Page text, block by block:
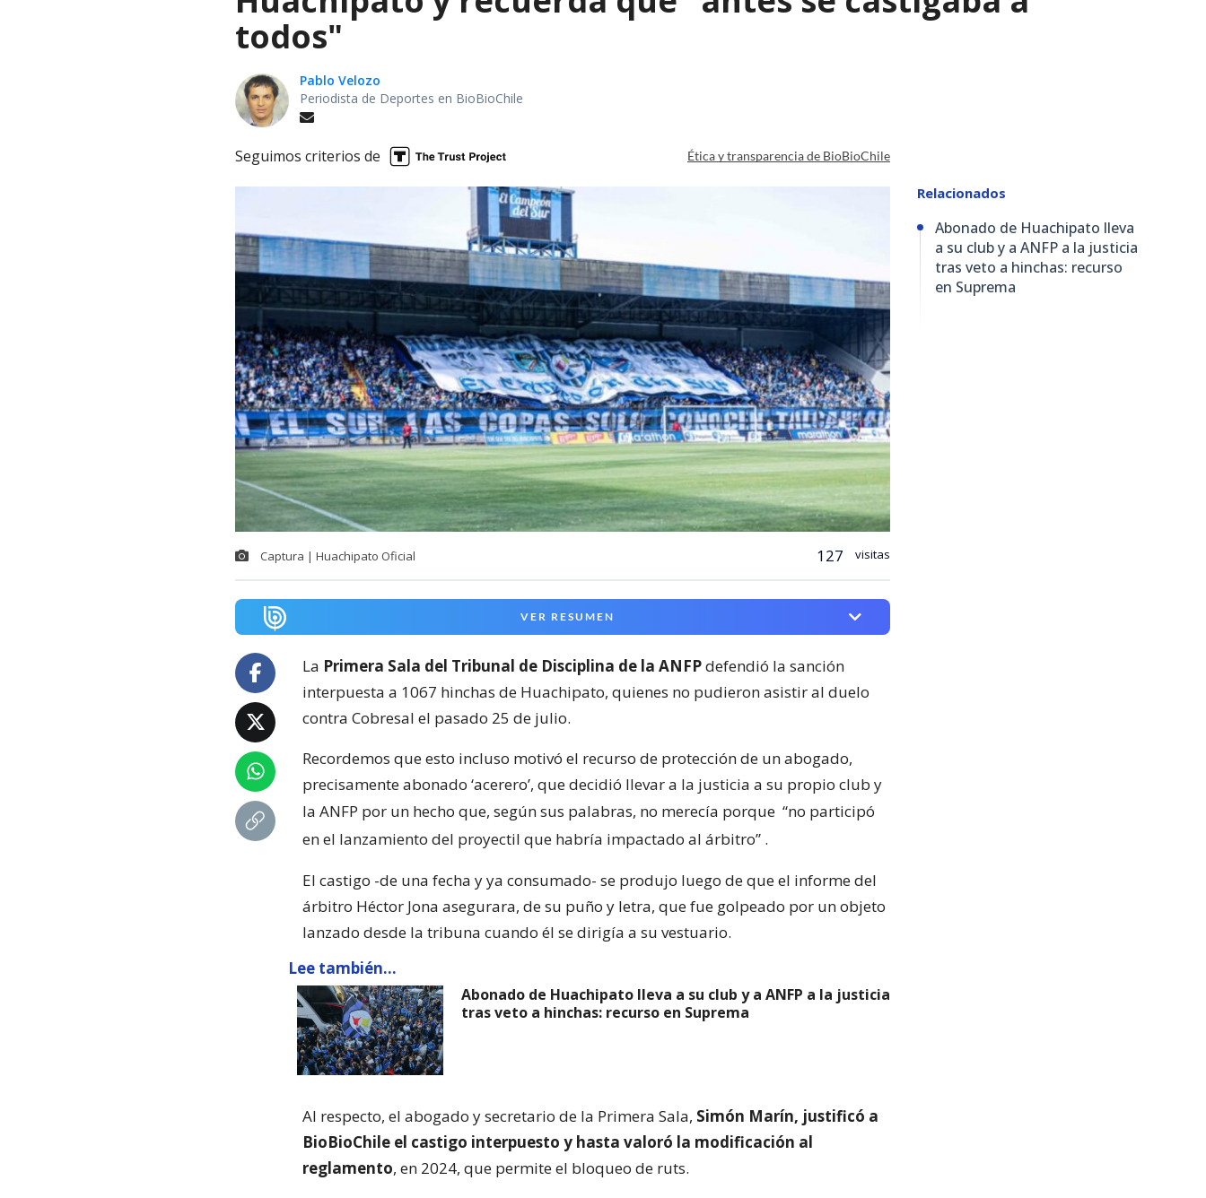
todos"
Pablo Velozo
Periodista de Deportes en BioBioChile
Seguimos criterios de Ética y transparencia de BioBioChile
Captura | Huachipato Oficial 127 visitas
VER RESUMEN
La Primera Sala del Tribunal de Disciplina de la ANFPdefendió la sanción
interpuesta a 1067 hinchas de Huachipato, quienes no pudieron asistir al duelo
contra Cobresal el pasado 25 de julio.
Recordemos que esto incluso motivó el recurso de protección de un abogado,
precisamente abonado ‘acerero’, que decidió llevar a la justicia a su propio club y
la ANFP por un hecho que, según sus palabras, no merecía porque “no participó
en el lanzamiento del proyectil que habría impactado al árbitro” .
El castigo -de una fecha y ya consumado- se produjo luego de que el informe del
árbitro Héctor Jona asegurara, de su puño y letra, que fue golpeado por un objeto
lanzado desde la tribuna cuando él se dirigía a su vestuario.
Lee también...
Abonado de Huachipato lleva a su club y a ANFP a la justicia
tras veto a hinchas: recurso en Suprema
Al respecto, el abogado y secretario de la Primera Sala, Simón Marín, justificó a
BioBioChile el castigo interpuesto y hasta valoró la modificación al
reglamento, en 2024, que permite el bloqueo de ruts.
Relacionados
Abonado de Huachipato lleva
a su club y a ANFP a la justicia
tras veto a hinchas: recurso
en Suprema